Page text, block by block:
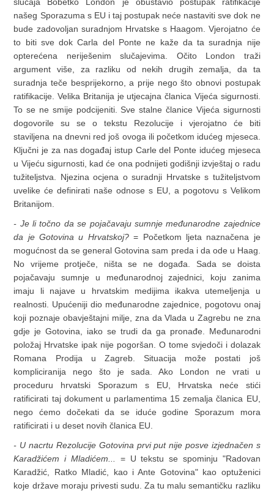
našeg Sporazuma s EU i taj postupak neće nastaviti sve dok ne
bude zadovoljan suradnjom Hrvatske s Haagom. Vjerojatno će
to biti sve dok Carla del Ponte ne kaže da ta suradnja nije
opterećena neriješenim slučajevima. Očito London traži
argument više, za razliku od nekih drugih zemalja, da ta
suradnja teče besprijekorno, a prije nego što obnovi postupak
ratifikacije. Velika Britanija je utjecajna članica Vijeća sigurnosti.
To se ne smije podcijeniti. Sve stalne članice Vijeća sigurnosti
dogovorile su se o tekstu Rezolucije i vjerojatno će biti
staviljena na dnevni red još ovoga ili početkom idućeg mjeseca.
Ključni je za nas događaj istup Carle del Ponte idućeg mjeseca
u Vijeću sigurnosti, kad će ona podnijeti godišnji izvještaj o radu
tužiteljstva. Njezina ocjena o suradnji Hrvatske s tužiteljstvom
uvelike će definirati naše odnose s EU, a pogotovu s Velikom
Britanijom.
- Je li točno da se pojačavaju sumnje međunarodne zajednice
da je Gotovina u Hrvatskoj?= Početkom ljeta naznačena je
mogućnost da se general Gotovina sam preda i da ode u Haag.
No vrijeme protječe, ništa se ne događa. Sada se doista
pojačavaju sumnje u međunarodnoj zajednici, koju zanima
imaju li najave u hrvatskim medijima ikakva utemeljenja u
realnosti. Upućeniji dio međunarodne zajednice, pogotovu onaj
koji poznaje obavještajni milje, zna da Vlada u Zagrebu ne zna
gdje je Gotovina, iako se trudi da ga pronađe. Međunarodni
položaj Hrvatske ipak nije pogoršan. O tome svjedoči i dolazak
Romana Prodija u Zagreb. Situacija može postati još
kompliciranija nego što je sada. Ako London ne vrati u
proceduru hrvatski Sporazum s EU, Hrvatska neće stići
ratificirati taj dokument u parlamentima 15 zemalja članica EU,
nego ćemo dočekati da se iduće godine Sporazum mora
ratificirati i u deset novih članica EU.
- U nacrtu Rezolucije Gotovina prvi put nije posve izjednačen s
Karadžićem i Mladićem...
= U tekstu se spominju "Radovan
Karadžić, Ratko Mladić, kao i Ante Gotovina" kao optuženici
koje države moraju privesti sudu. Za tu malu semantičku razliku